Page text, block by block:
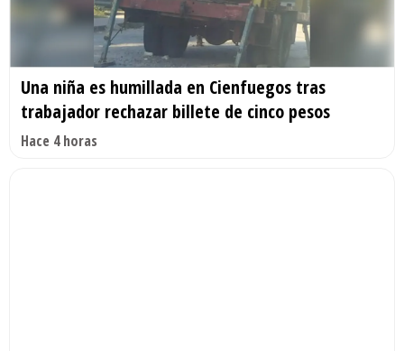
Una niña es humillada en Cienfuegos tras
trabajador rechazar billete de cinco pesos
Hace 4 horas